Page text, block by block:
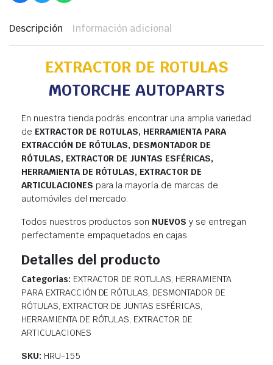
Descripción Información adicional
EXTRACTOR DE ROTULAS
MOTORCHE AUTOPARTS
En nuestra tienda podrás encontrar una amplia variedad
de EXTRACTOR DE ROTULAS, HERRAMIENTA PARA
EXTRACCIÓN DE RÓTULAS, DESMONTADOR DE
RÓTULAS, EXTRACTOR DE JUNTAS ESFÉRICAS,
HERRAMIENTA DE RÓTULAS, EXTRACTOR DE
ARTICULACIONES para la mayoría de marcas de
automóviles del mercado.
Todos nuestros productos son NUEVOS y se entregan
perfectamente empaquetados en cajas.
Detalles del producto
Categorias: EXTRACTOR DE ROTULAS, HERRAMIENTA
PARA EXTRACCIÓN DE RÓTULAS, DESMONTADOR DE
RÓTULAS, EXTRACTOR DE JUNTAS ESFÉRICAS,
HERRAMIENTA DE RÓTULAS, EXTRACTOR DE
ARTICULACIONES
SKU: HRU-155